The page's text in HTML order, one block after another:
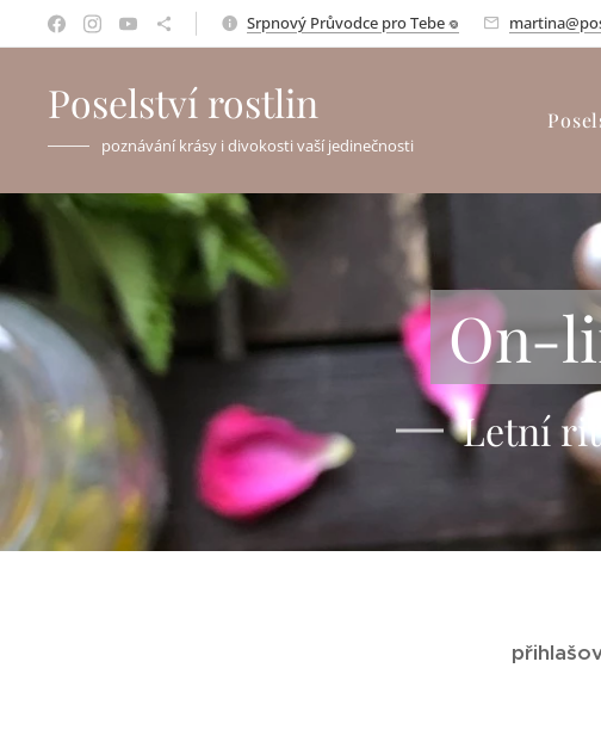
Srpnový Průvodce pro Tebe 𖦹
Poselství rostlin
poznávání krásy i divokosti vaší jedinečnosti
On-
Letní